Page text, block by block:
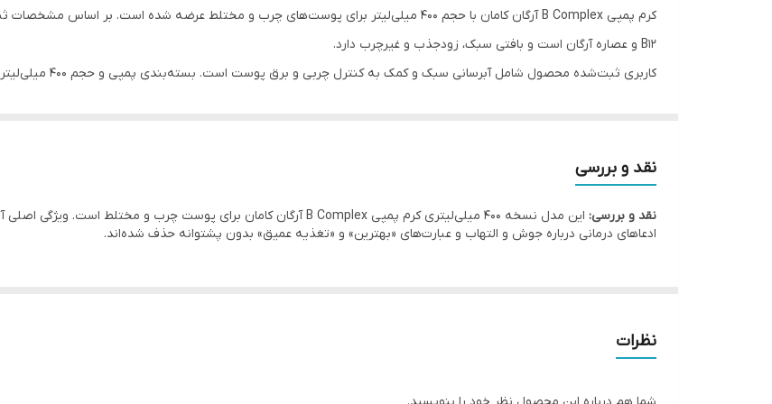
ویژگی خاص
نوع بافت سبک، زودجذب و غیرچرب
نوع بسته‌بندی
برای استفاده روزانه صبح و شب، پس از شستشو یا استحمام
B12 و عصاره آرگان است و بافتی سبک، زودجذب و غیرچرب دارد.
کاربری ثبت‌شده محصول شامل آبرسانی سبک و کمک به کنترل چربی و برق پوست است. بسته‌بندی پمپی و حجم 400 میلی‌لیتر برای مصرف روزانه و مداوم کاربردی است.
نقد و بررسی
نقد و بررسی:
ادعاهای درمانی درباره جوش و التهاب و عبارت‌های «بهترین» و «تغذیه عمیق» بدون پشتوانه حذف شده‌اند.
نظرات